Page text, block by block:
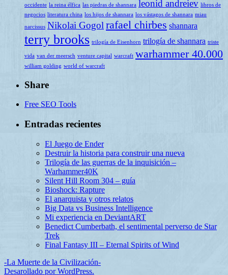
occidente la reina élfica las piedras de shannara leonid andreiev libros de
negocios literatura china los hijos de shannara los vástagos de shannara miau
narcissus Nikolai Gogol rafael chirbes shannara
terry brooks trilogía de Eisenhorn trilogía de shannara triste
vida van der meersch venture capital warcraft warhammer 40.000
william golding world of warcraft
Share
Free SEO Tools
Entradas recientes
El Juego de Ender
Destruir la historia para construir una nueva
Trilogía de las guerras de la inquisición –
Warhammer40K
Silent Hill Room 304 – guía
Bioshock: Rapture
El anarquista y otros relatos
Big Data vs Business Intelligence
Mi experiencia en DeviantART
Benedict Cumberbath, el sentimental perverso de Star
Trek
Final Fantasy III – Eternal Spirits of Wind
-La Muerte de la Civilización-
Desarollado por WordPress.